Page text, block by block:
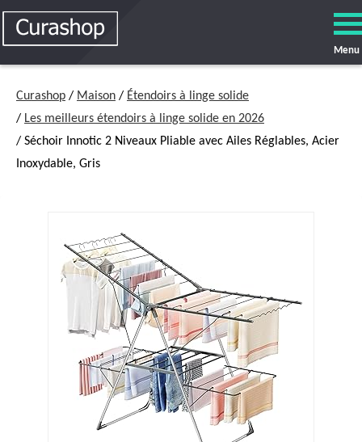
Menu
Curashop / Maison / Étendoirs à linge solide
/ Les meilleurs étendoirs à linge solide en 2026
/ Séchoir Innotic 2 Niveaux Pliable avec Ailes Réglables, Acier
Inoxydable, Gris